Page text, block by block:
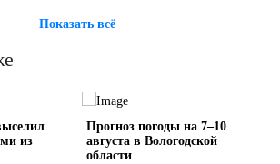
Показать всё
из
Прогноз погоды на 7–10
августа в Вологодской
области